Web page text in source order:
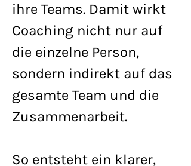
ihre Teams. Damit wirkt
Coaching nicht nur auf
die einzelne Person,
sondern indirekt auf das
gesamte Team und die
Zusammenarbeit.
So entsteht ein klarer,